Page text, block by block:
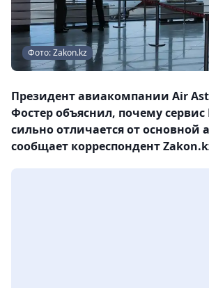
Фото: Zakon.kz
Президент авиакомпании Air
Фостер объяснил, почему сервис
сильно отличается от
сообщает корреспондент